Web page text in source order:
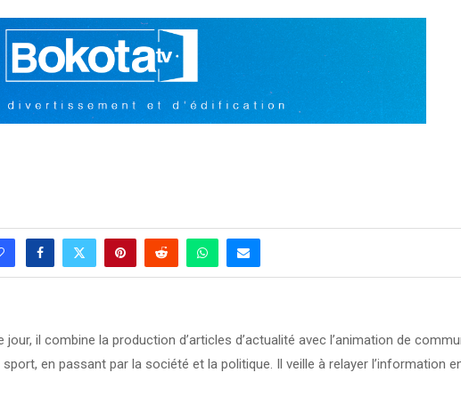
il combine la production d’articles d’actualité avec l’animation de
en passant par la société et la politique. Il veille à relayer l’information